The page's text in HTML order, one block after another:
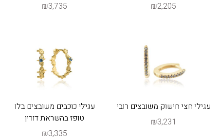
₪2,205
₪3,735
עגילי חצי חישוק משובצים רובי
₪3,231
עגילי כוכבים משובצים בלו
טופז בהשראת דורין
₪3,335